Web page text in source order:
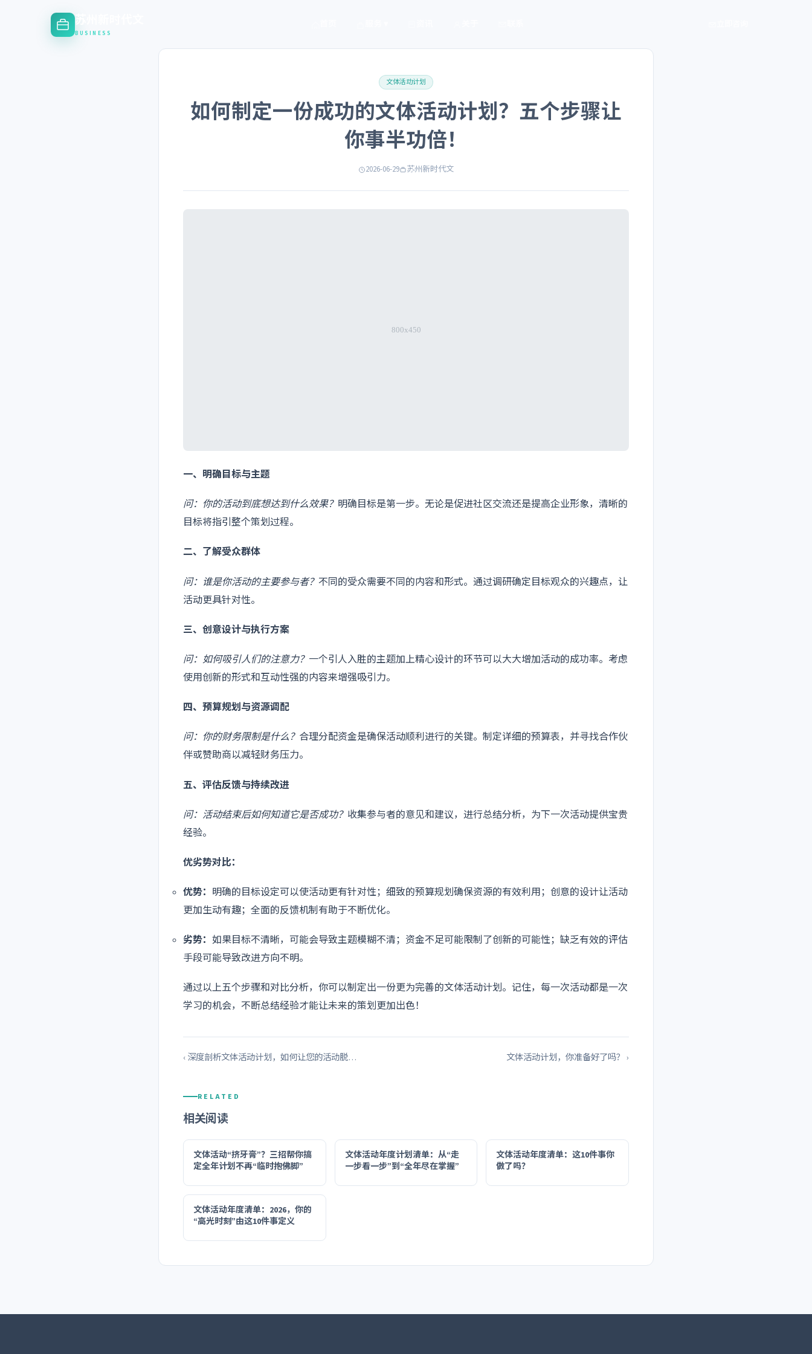
苏州新时代文
BUSINESS
文体活动计划
如何制定一份成功的文体活动计划？五个步骤让
你事半功倍！
2026-06-29 苏州新时代文
一、明确目标与主题
问：你的活动到底想达到什么效果？ 明确目标是第一步。无论是促进社区交流还是提高企业形象，清晰的
目标将指引整个策划过程。
二、了解受众群体
问：谁是你活动的主要参与者？ 不同的受众需要不同的内容和形式。通过调研确定目标观众的兴趣点，让
活动更具针对性。
三、创意设计与执行方案
问：如何吸引人们的注意力？ 一个引人入胜的主题加上精心设计的环节可以大大增加活动的成功率。考虑
使用创新的形式和互动性强的内容来增强吸引力。
四、预算规划与资源调配
问：你的财务限制是什么？ 合理分配资金是确保活动顺利进行的关键。制定详细的预算表，并寻找合作伙
伴或赞助商以减轻财务压力。
五、评估反馈与持续改进
问：活动结束后如何知道它是否成功？ 收集参与者的意见和建议，进行总结分析，为下一次活动提供宝贵
经验。
优劣势对比：
优势： 明确的目标设定可以使活动更有针对性；细致的预算规划确保资源的有效利用；创意的设计让活动
更加生动有趣；全面的反馈机制有助于不断优化。
劣势： 如果目标不清晰，可能会导致主题模糊不清；资金不足可能限制了创新的可能性；缺乏有效的评估
手段可能导致改进方向不明。
通过以上五个步骤和对比分析，你可以制定出一份更为完善的文体活动计划。记住，每一次活动都是一次
学习的机会，不断总结经验才能让未来的策划更加出色！
‹ 深度剖析文体活动计划，如何让您的活动脱… 文体活动计划，你准备好了吗？ ›
RELATED
相关阅读
文体活动“挤牙膏”？三招帮你搞
定全年计划不再“临时抱佛脚”
文体活动年度计划清单：从“走
一步看一步”到“全年尽在掌握”
文体活动年度清单：这10件事你
做了吗？
文体活动年度清单：2026，你的
“高光时刻”由这10件事定义